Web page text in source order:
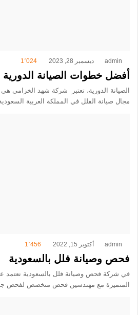
admin ديسمبر 28, 2023 1٬024
أفضل خطوات الصيانة
الصيانة الدورية، تعتبر شركة شهد الخزامي
مجال صيانة الفلل في المملكة العربية
admin أكتوبر 15, 2022 1٬456
فحص وصيانة فلل بالسعودية
في شركة فحص وصيانة فلل بالسعودية نعتمد
المتميزة مع مهندسين فحص متخصص لفحص